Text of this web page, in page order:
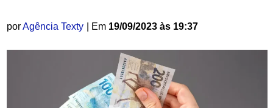
porAgência Texty | Em 19/09/2023 às 19:37